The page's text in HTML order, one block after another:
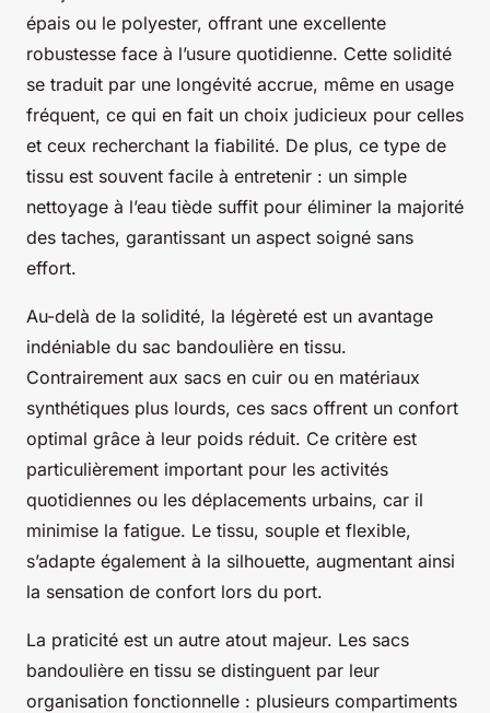
épais ou le polyester, offrant une excellente
robustesse face à l’usure quotidienne. Cette solidité
se traduit par une longévité accrue, même en usage
fréquent, ce qui en fait un choix judicieux pour celles
et ceux recherchant la fiabilité. De plus, ce type de
tissu est souvent facile à entretenir : un simple
nettoyage à l’eau tiède suffit pour éliminer la majorité
des taches, garantissant un aspect soigné sans
effort.
Au-delà de la solidité, la légèreté est un avantage
indéniable du sac bandoulière en tissu.
Contrairement aux sacs en cuir ou en matériaux
synthétiques plus lourds, ces sacs offrent un confort
optimal grâce à leur poids réduit. Ce critère est
particulièrement important pour les activités
quotidiennes ou les déplacements urbains, car il
minimise la fatigue. Le tissu, souple et flexible,
s’adapte également à la silhouette, augmentant ainsi
la sensation de confort lors du port.
La praticité est un autre atout majeur. Les sacs
bandoulière en tissu se distinguent par leur
organisation fonctionnelle : plusieurs compartiments